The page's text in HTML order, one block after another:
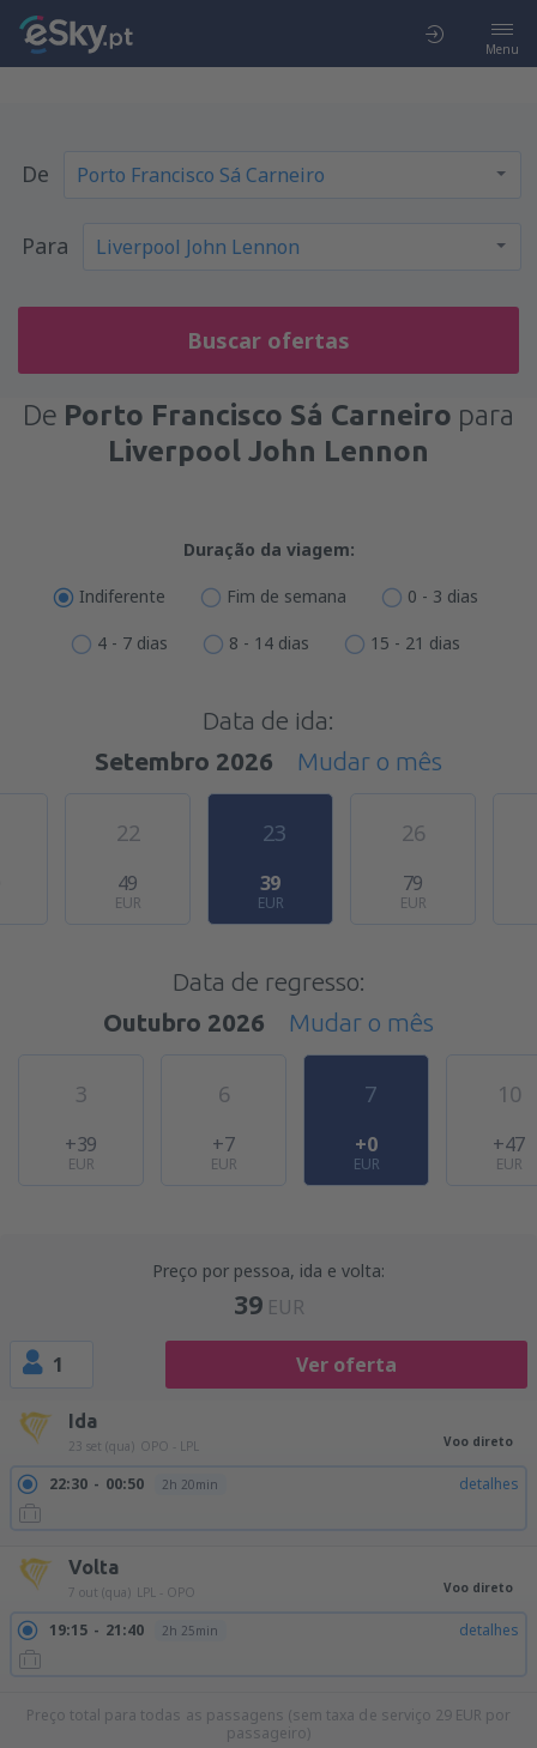
Menu
De
Para
Buscar ofertas
De Porto Francisco Sá Carneiro para
Liverpool John Lennon
Duração da viagem:
Indiferente Fim de semana 0 - 3 dias
4 - 7 dias 8 - 14 dias 15 - 21 dias
Data de ida:
Setembro 2026
Mudar o mês
22
49
EUR
23
39
EUR
26
79
EUR
Data de regresso:
Outubro 2026
Mudar o mês
3
+39
EUR
6
+7
EUR
7
+0
EUR
10
+47
EUR
Preço por pessoa, ida e volta:
39 EUR
1 Ver oferta
Ida
23 set (qua) OPO - LPL Voo direto
22:30 00:50 2h 20min detalhes
Volta
7 out (qua) LPL - OPO Voo direto
19:15 21:40 2h 25min detalhes
Preço total para todas as passagens (sem taxa de serviço 29 EUR por
passageiro)